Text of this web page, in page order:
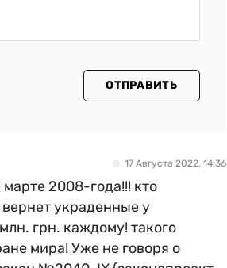
ОТПРАВИТЬ
17 Августа 2022, 14:36
2008-года!!! кто
украденные у
грн. каждому! такого
мира! Уже не говоря о